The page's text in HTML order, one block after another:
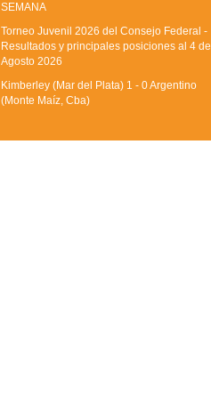
SEMANA
Torneo Juvenil 2026 del Consejo Federal -
Resultados y principales posiciones al 4 de
Agosto 2026
Kimberley (Mar del Plata) 1 - 0 Argentino
(Monte Maíz, Cba)